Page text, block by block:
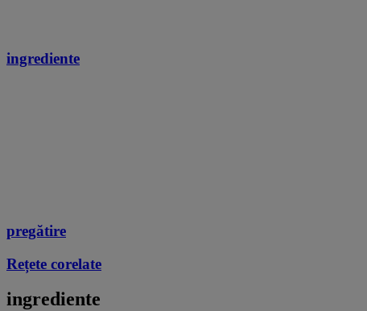
ingrediente
pregătire
Rețete corelate
ingrediente